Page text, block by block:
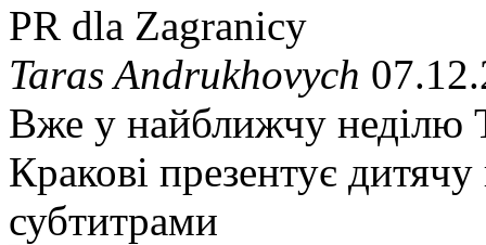
PR dla Zagranicy
Taras Andrukhovych
Вже у найближчу неділю
Кракові презентує
субтитрами